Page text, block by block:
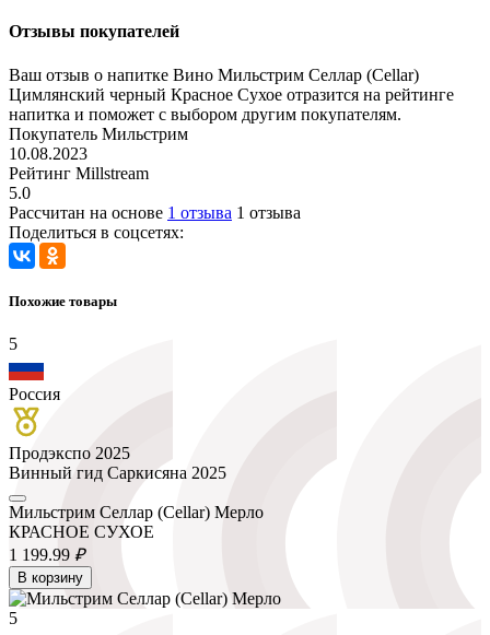
Отзывы покупателей
Ваш отзыв о напитке Вино Мильстрим Селлар (Cellar)
Цимлянский черный Красное Сухое отразится на рейтинге
напитка и поможет с выбором другим покупателям.
Покупатель Мильстрим
10.08.2023
Рейтинг Millstream
5.0
Рассчитан на основе 1 отзыва 1 отзыва
Поделиться в соцсетях:
Похожие товары
5
Россия
Продэкспо 2025
Винный гид Саркисяна 2025
Мильстрим Селлар (Cellar) Мерло
КРАСНОЕ СУХОЕ
1 199.99 ₽
В корзину
5